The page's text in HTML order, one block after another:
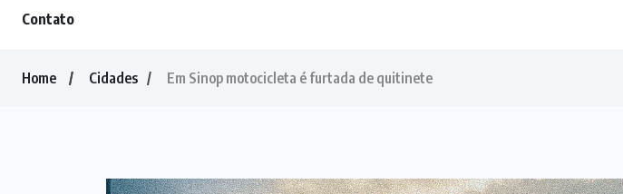
Contato
Home Cidades Em Sinop motocicleta é furtada de quitinete